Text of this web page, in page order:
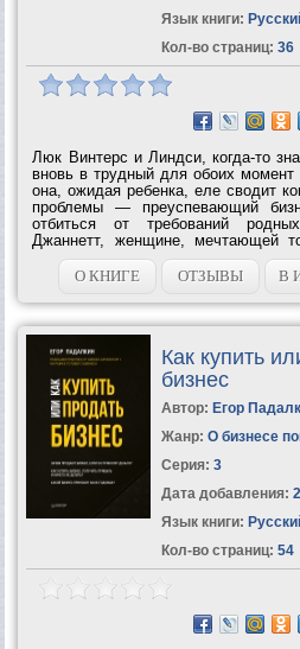
Язык книги:
Кол-во страниц: 36
Люк Винтерс и Линдси, когда-то
вновь в трудный для обоих
она, ожидая ребенка, еле сводит
проблемы — преуспевающий
отбиться от требований
Джаннетт, женщине, мечтающей
недолго думая, предлагает Линдси
О КНИГЕ
ОТЗЫВЫ В
Как купить
бизнес
Автор: Егор
Жанр: О бизнесе
Серия: 3
Дата добавления:
Язык книги:
Кол-во страниц: 54